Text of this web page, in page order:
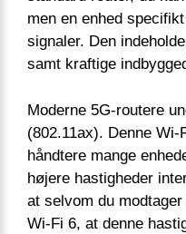
men en enhed
signaler. Den
samt kraftige
Moderne 5G-routere
(802.11ax). Denne
håndtere mange
højere hastigheder
at selvom du
Wi-Fi 6, at denne